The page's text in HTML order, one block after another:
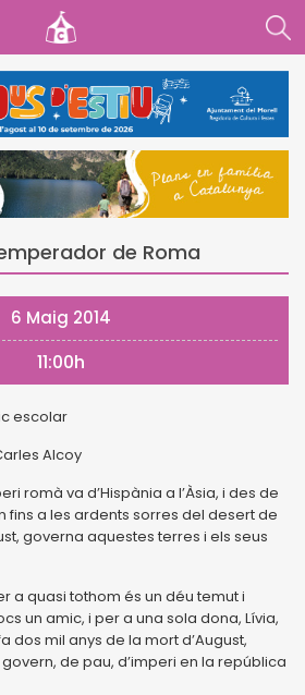
de Roma
6 Maig 2014
11:00h
escolar
Alcoy
romà va d’Hispània a l’Àsia, i des de
fins a les ardents sorres del desert de
governa aquestes terres i els seus
a quasi tothom és un déu temut i
un amic, i per a una sola dona, Lívia,
dos mil anys de la mort d’August,
de pau, d’imperi en la república